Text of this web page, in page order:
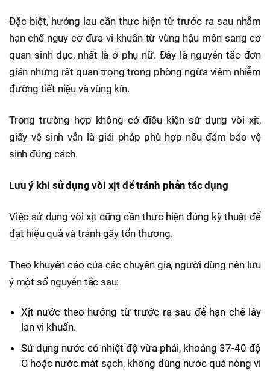
Đặc biệt, hướng lau cần thực hiện từ trước ra sau nhằm
hạn chế nguy cơ đưa vi khuẩn từ vùng hậu môn sang cơ
quan sinh dục, nhất là ở phụ nữ. Đây là nguyên tắc đơn
giản nhưng rất quan trọng trong phòng ngừa viêm nhiễm
đường tiết niệu và vùng kín.
Trong trường hợp không có điều kiện sử dụng vòi xịt,
giấy vệ sinh vẫn là giải pháp phù hợp nếu đảm bảo vệ
sinh đúng cách.
Lưu ý khi sử dụng vòi xịt để tránh phản tác dụng
Việc sử dụng vòi xịt cũng cần thực hiện đúng kỹ thuật để
đạt hiệu quả và tránh gây tổn thương.
Theo khuyến cáo của các chuyên gia, người dùng nên lưu
ý một số nguyên tắc sau:
Xịt nước theo hướng từ trước ra sau để hạn chế lây
lan vi khuẩn.
Sử dụng nước có nhiệt độ vừa phải, khoảng 37-40 độ
C hoặc nước mát sạch, không dùng nước quá nóng vì